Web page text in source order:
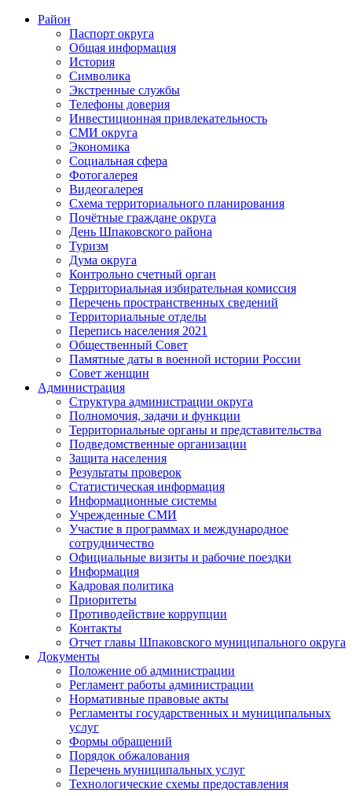
Район
Паспорт округа
Общая информация
История
Символика
Экстренные службы
Телефоны доверия
Инвестиционная привлекательность
СМИ округа
Экономика
Социальная сфера
Фотогалерея
Видеогалерея
Схема территориального планирования
Почётные граждане округа
День Шпаковского района
Туризм
Дума округа
Контрольно счетный орган
Территориальная избирательная комиссия
Перечень пространственных сведений
Территориальные отделы
Перепись населения 2021
Общественный Совет
Памятные даты в военной истории России
Совет женщин
Администрация
Структура администрации округа
Полномочия, задачи и функции
Территориальные органы и представительства
Подведомственные организации
Защита населения
Результаты проверок
Статистическая информация
Информационные системы
Учрежденные СМИ
Участие в программах и международное
сотрудничество
Официальные визиты и рабочие поездки
Информация
Кадровая политика
Приоритеты
Противодействие коррупции
Контакты
Отчет главы Шпаковского муниципального округа
Документы
Положение об администрации
Регламент работы администрации
Нормативные правовые акты
Регламенты государственных и муниципальных
услуг
Формы обращений
Порядок обжалования
Перечень муниципальных услуг
Технологические схемы предоставления